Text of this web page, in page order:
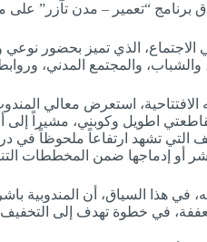
برنامج “تعمير – مدن تآزر” على
الذي تميز بحضور نوعي
والشباب، والمجتمع المدني،
استعرض معالي
اطويل وكوبني، مشيراً إلى
التي تشهد ارتفاعاً ملحوظاً في
أو إدماجها ضمن المخططات
في هذا السياق، أن المندوبية
في خطوة تهدف إلى التخفيف